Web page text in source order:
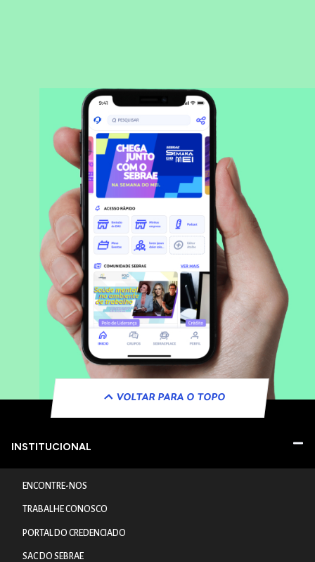
VOLTAR PARA O TOPO
INSTITUCIONAL
ENCONTRE-NOS
TRABALHE CONOSCO
PORTAL DO CREDENCIADO
SAC DO SEBRAE